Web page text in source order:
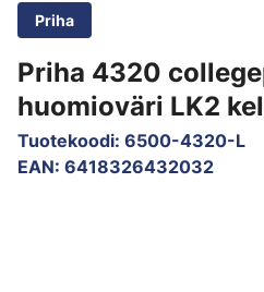
Priha
Priha 4320
huomioväri LK2
Tuotekoodi: 6500-4320-L
EAN: 6418326432032